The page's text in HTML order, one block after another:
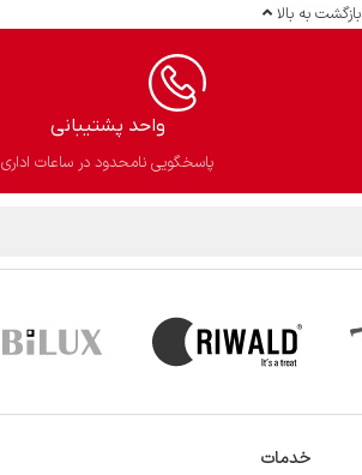
بازگشت به بالا
واحد پشتیبانی
پاسخگویی نامحدود در ساعات اداری
خدمات